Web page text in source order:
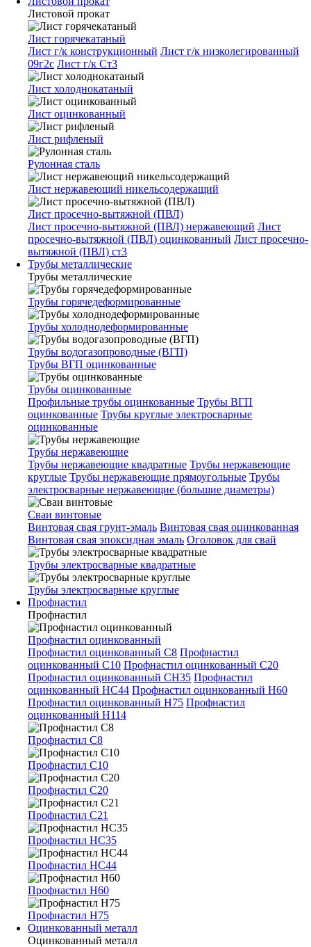
Листовой прокат
Лист горячекатаный
Лист г/к конструкционный Лист г/к низколегированный
09г2с Лист г/к Ст3
Лист холоднокатаный
Лист оцинкованный
Лист рифленый
Рулонная сталь
Лист нержавеющий никельсодержащий
Лист просечно-вытяжной (ПВЛ)
Лист просечно-вытяжной (ПВЛ) нержавеющий Лист
просечно-вытяжной (ПВЛ) оцинкованный Лист просечно-
вытяжной (ПВЛ) ст3
Трубы металлические
Трубы металлические
Трубы горячедеформированные
Трубы холоднодеформированные
Трубы водогазопроводные (ВГП)
Трубы ВГП оцинкованные
Трубы оцинкованные
Профильные трубы оцинкованные Трубы ВГП
оцинкованные Трубы круглые электросварные
оцинкованные
Трубы нержавеющие
Трубы нержавеющие квадратные Трубы нержавеющие
круглые Трубы нержавеющие прямоугольные Трубы
электросварные нержавеющие (большие диаметры)
Сваи винтовые
Винтовая свая грунт-эмаль Винтовая свая оцинкованная
Винтовая свая эпоксидная эмаль Оголовок для свай
Трубы электросварные квадратные
Трубы электросварные круглые
Профнастил
Профнастил
Профнастил оцинкованный
Профнастил оцинкованный С8 Профнастил
оцинкованный С10 Профнастил оцинкованный С20
Профнастил оцинкованный СН35 Профнастил
оцинкованный НС44 Профнастил оцинкованный Н60
Профнастил оцинкованный Н75 Профнастил
оцинкованный Н114
Профнастил С8
Профнастил С10
Профнастил С20
Профнастил С21
Профнастил НС35
Профнастил НС44
Профнастил Н60
Профнастил Н75
Оцинкованный металл
Оцинкованный металл